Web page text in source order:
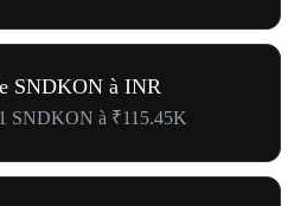
SNDKON à INR
SNDKON à ₹115.45K